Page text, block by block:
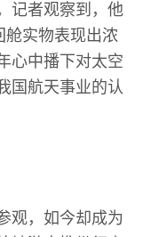
记者观察到，他
舱实物表现出浓
心中播下对太空
国航天事业的认
观，如今却成为